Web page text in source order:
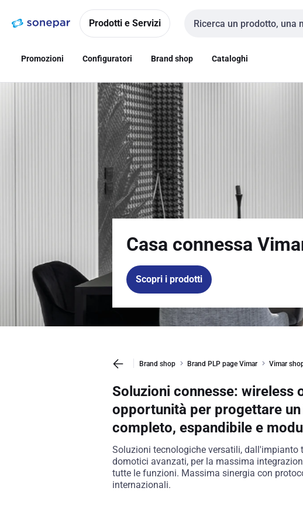
navigazionealla
Prodotti e Servizi
Cerca input
Promozioni Configuratori Brand shop Cataloghi
Casa connessa
Scopri i prodotti
Brand shop Brand PLP page Vimar Vimar
Soluzioni connesse: wireless
opportunità per progettare
completo, espandibile e
Soluzioni tecnologiche versatili, dall'impianto
domotici avanzati, per la massima
tutte le funzioni. Massima sinergia con
internazionali.